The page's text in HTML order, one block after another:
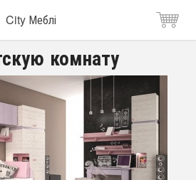
City Меблі
комнату